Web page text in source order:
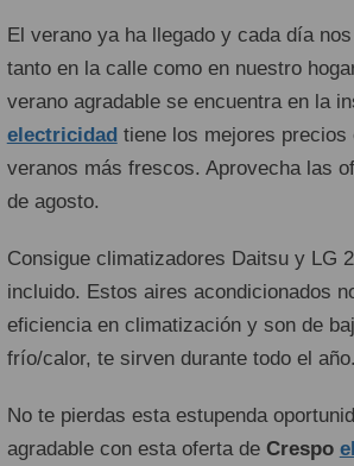
El verano ya ha llegado y cada día
tanto en la calle como en nuestro
verano agradable se encuentra en la
electricidadtiene los mejores precios
veranos más frescos. Aprovecha las
de agosto.
Consigue climatizadores Daitsu y LG
incluido. Estos aires acondicionados
eficiencia en climatización y son de
frío/calor, te sirven durante todo el año.
No te pierdas esta estupenda
agradable con esta oferta deCrespo